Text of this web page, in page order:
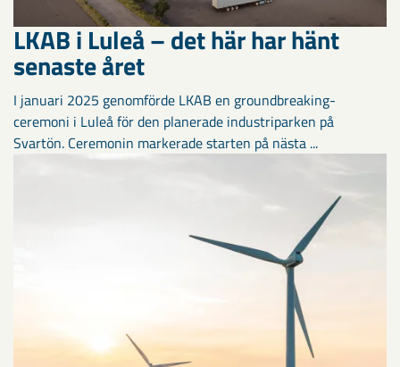
LKAB i Luleå – det här har hänt
senaste året
I januari 2025 genomförde LKAB en groundbreaking-
ceremoni i Luleå för den planerade industriparken på
Svartön. Ceremonin markerade starten på nästa ...